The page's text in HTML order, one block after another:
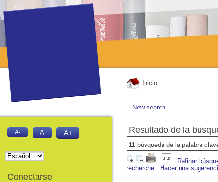
Inicio
New search
Resultado de la
11 búsqueda de la palabra
Refinar
recherche
Hacer una
A- A A+
Conectarse